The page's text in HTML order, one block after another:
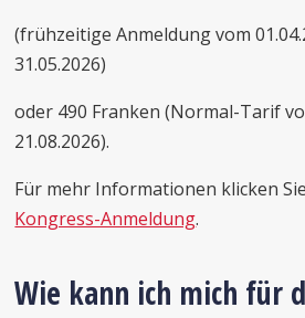
(frühzeitige Anmeldung vom
31.05.2026)
oder 490 Franken (Normal-Tarif
21.08.2026).
Für mehr Informationen klicken
Kongress-Anmeldung.
Wie kann ich mich für